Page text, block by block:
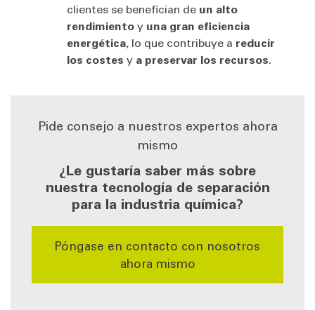
clientes se benefician de un alto
rendimientoy una gran eficiencia
energética, lo que contribuye a reducir
los costes y a preservar los recursos.
Pide consejo a nuestros expertos ahora
mismo
¿Le gustaría saber más sobre
nuestra tecnología de separación
para la industria química?
Póngase en contacto con nosotros
ahora mismo